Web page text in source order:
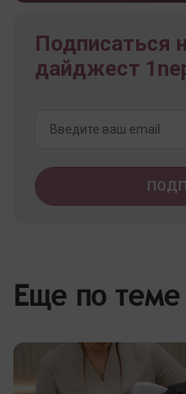
Подписаться
дайджест
Еще по теме